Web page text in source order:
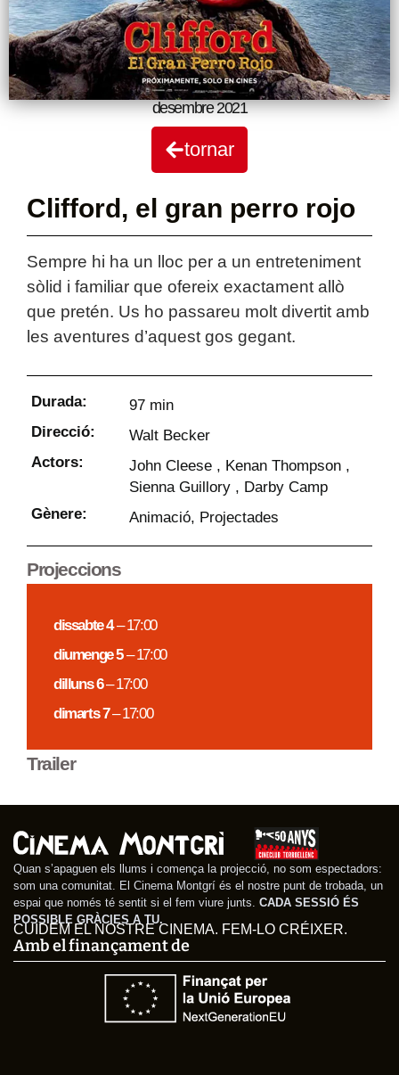
desembre 2021
tornar
Clifford, el gran perro rojo
Sempre hi ha un lloc per a un entreteniment
sòlid i familiar que ofereix exactament allò
que pretén. Us ho passareu molt divertit amb
les aventures d’aquest gos gegant.
Durada:
97 min
Direcció:
Walt Becker
Actors:
John Cleese , Kenan Thompson ,
Sienna Guillory , Darby Camp
Gènere:
Animació, Projectades
Projeccions
dissabte 4– 17:00
diumenge 5– 17:00
dilluns 6– 17:00
dimarts 7– 17:00
Trailer
Quan s’apaguen els llums i comença la projecció, no som espectadors:
som una comunitat. El Cinema Montgrí és el nostre punt de trobada, un
espai que només té sentit si el fem viure junts. CADA SESSIÓ ÉS
POSSIBLE GRÀCIES A TU.
CUIDEM EL NOSTRE CINEMA. FEM-LO CRÉIXER.
Amb el finançament de